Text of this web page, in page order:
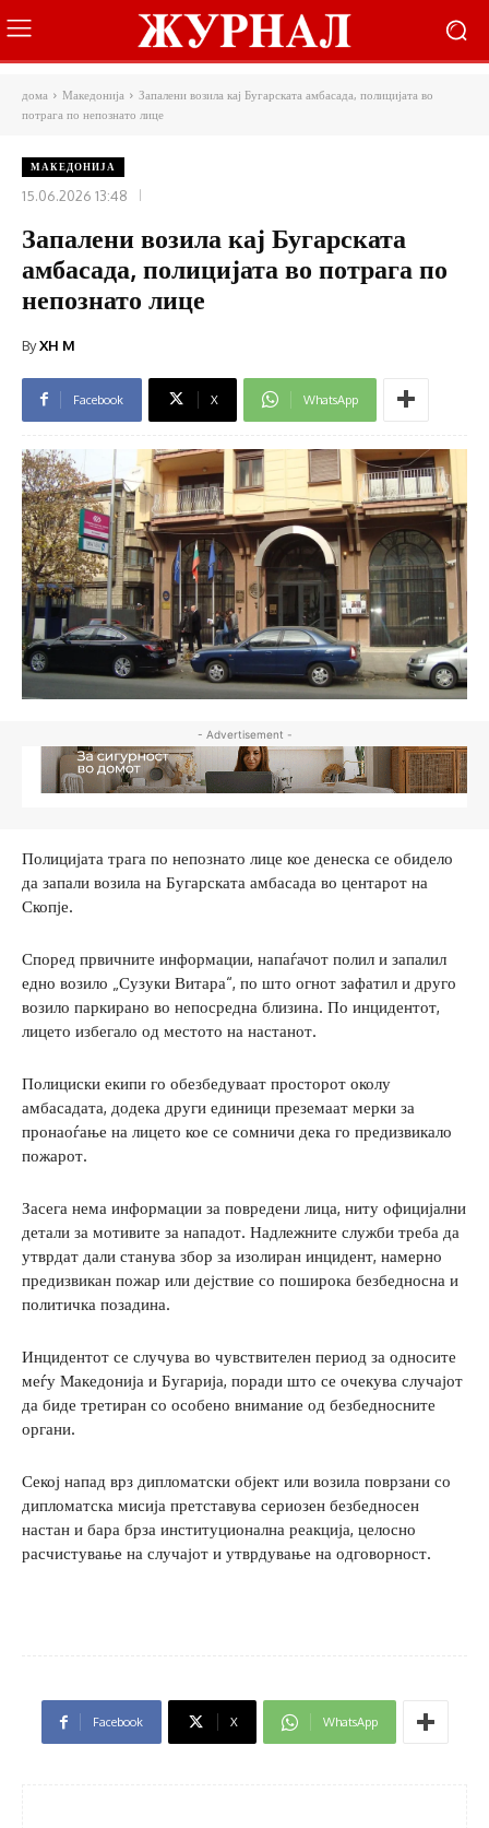
дома Македонија
Запалени возила кај Бугарската амбасада, полицијата во
потрага по непознато лице
МАКЕДОНИЈА
15.06.2026 13:48
Запалени возила кај Бугарската
амбасада, полицијата во потрага по
непознато лице
ByXH M
Facebook X WhatsApp
- Advertisement -
Полицијата трага по непознато лице кое денеска се обидело
да запали возила на Бугарската амбасада во центарот на
Скопје.
Според првичните информации, напаѓачот полил и запалил
едно возило „Сузуки Витара“, по што огнот зафатил и друго
возило паркирано во непосредна близина. По инцидентот,
лицето избегало од местото на настанот.
Полициски екипи го обезбедуваат просторот околу
амбасадата, додека други единици преземаат мерки за
пронаоѓање на лицето кое се сомничи дека го предизвикало
пожарот.
Засега нема информации за повредени лица, ниту официјални
детали за мотивите за нападот. Надлежните служби треба да
утврдат дали станува збор за изолиран инцидент, намерно
предизвикан пожар или дејствие со поширока безбедносна и
политичка позадина.
Инцидентот се случува во чувствителен период за односите
меѓу Македонија и Бугарија, поради што се очекува случајот
да биде третиран со особено внимание од безбедносните
органи.
Секој напад врз дипломатски објект или возила поврзани со
дипломатска мисија претставува сериозен безбедносен
настан и бара брза институционална реакција, целосно
расчистување на случајот и утврдување на одговорност.
Facebook X WhatsApp